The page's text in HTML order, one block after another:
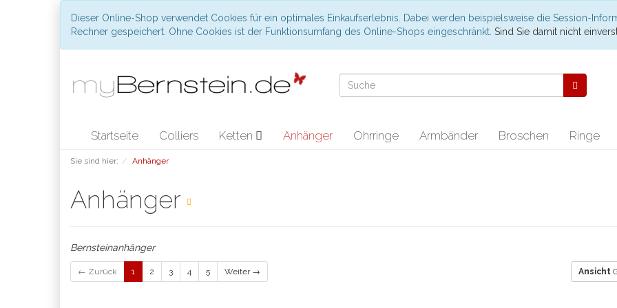
Dieser Online-Shop verwendet Cookies für ein optimales Einkaufserlebnis. Dabei werden beispielsweise die Session-
Rechner gespeichert. Ohne Cookies ist der Funktionsumfang des Online-Shops eingeschränkt. Sind Sie damit nicht
Startseite Colliers Ketten Anhänger Ohrringe Armbänder Broschen Ringe
Sie sind hier: Anhänger
Anhänger
Bernsteinanhänger
← Zurück 1 2 3 4 5 Weiter → Ansicht